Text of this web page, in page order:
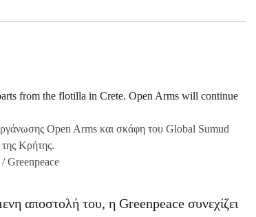
Open Arms και σκάφη του Global Sumud
Κρήτης.
Greenpeace
αποστολή του, η Greenpeace συνεχίζει